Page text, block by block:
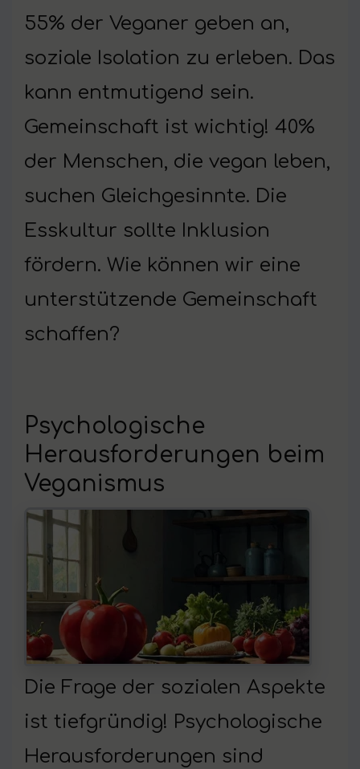
55% der Veganer geben an,
soziale Isolation zu erleben. Das
kann entmutigend sein.
Gemeinschaft ist wichtig! 40%
der Menschen, die vegan leben,
suchen Gleichgesinnte. Die
Esskultur sollte Inklusion
fördern. Wie können wir eine
unterstützende Gemeinschaft
schaffen?
Psychologische
Herausforderungen beim
Veganismus
Die Frage der sozialen Aspekte
ist tiefgründig! Psychologische
Herausforderungen sind